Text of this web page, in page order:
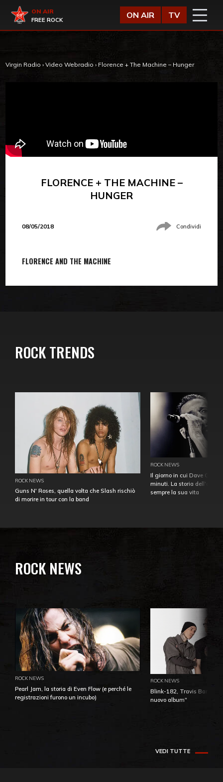
Virgin Radio
ON AIR
FREE ROCK
ON AIR TV
Virgin Radio › Video Webradio › Florence + The Machine – Hunger
FLORENCE + THE MACHINE –
HUNGER
08/05/2018 Condividi
FLORENCE AND THE MACHINE
ROCK TRENDS
ROCK NEWS
Guns N' Roses, quella volta che Slash rischiò
di morire in tour con la band
ROCK NEWS
Il giorno in cui Dave
minuti. La storia
sempre la sua vita
ROCK NEWS
ROCK NEWS
Pearl Jam, la storia di Even Flow (e perché le
registrazioni furono un incubo)
ROCK NEWS
Blink-182, Travis Barker:
nuovo album"
VEDI TUTTE